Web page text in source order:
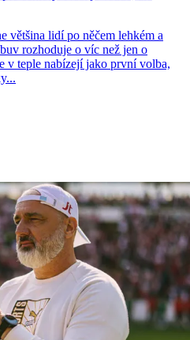
většina lidí po něčem lehkém a
rozhoduje o víc než jen o
v teple nabízejí jako první volba,